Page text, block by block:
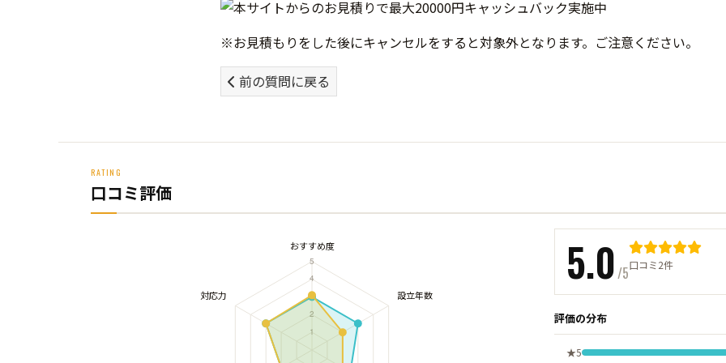
※お見積もりをした後にキャンセルをすると対象外となります。ご注意ください。
前の質問に戻る
RATING
口コミ評価
5.0 /5口コミ2件
評価の分布
★5